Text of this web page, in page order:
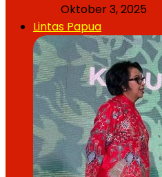
Oktober 3, 2025
Lintas Papua